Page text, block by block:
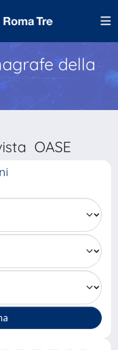
della
OASE